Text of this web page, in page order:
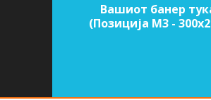
Вашиот банер
(Позиција M3 -